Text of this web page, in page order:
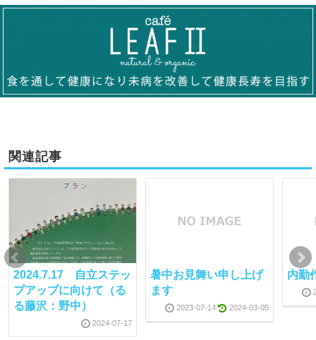
関連記事
2024.7.17 自立ステッ
プアップに向けて（る
る藤沢：野中）
2024-07-17
暑中お見舞い申し上げ
ます
2023-07-14 2024-03-05
内勤